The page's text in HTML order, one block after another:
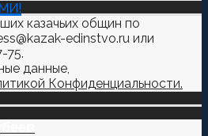
казачьих общин по
edinstvo.ru или
75.
данные,
Конфиденциальности.